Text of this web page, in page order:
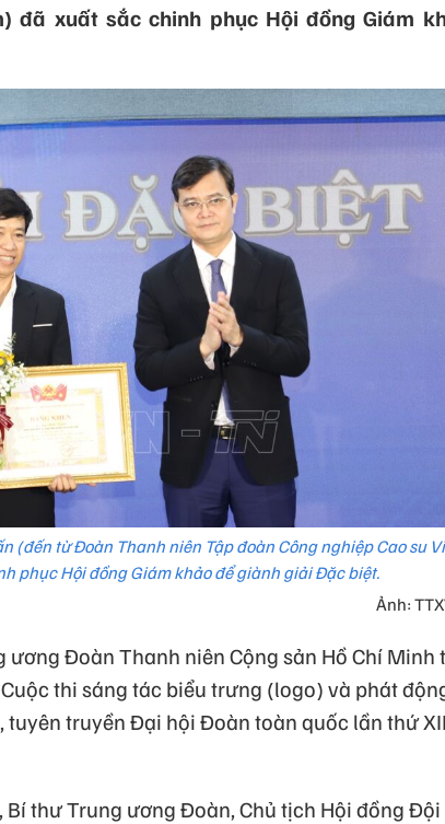
đã xuất sắc chinh phục Hội đồng Giám
(đến từ Đoàn Thanh niên Tập đoàn Công nghiệp Cao su
phục Hội đồng Giám khảo để giành giải Đặc biệt.
Ảnh:
ương Đoàn Thanh niên Cộng sản Hồ Chí Minh
thi sáng tác biểu trưng (logo) và phát
truyền Đại hội Đoàn toàn quốc lần thứ
thư Trung ương Đoàn, Chủ tịch Hội đồng